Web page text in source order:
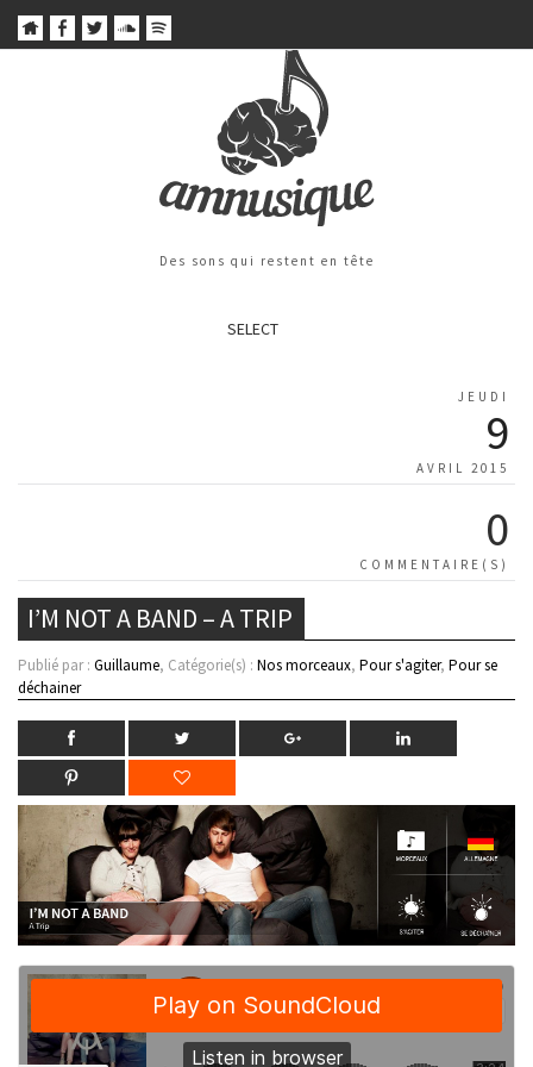
Des sons qui restent en tête
SELECT
JEUDI
9
AVRIL 2015
0
COMMENTAIRE(S)
I’M NOT A BAND – A TRIP
Publié par : Guillaume, Catégorie(s) : Nos morceaux, Pour s'agiter, Pour se
déchainer